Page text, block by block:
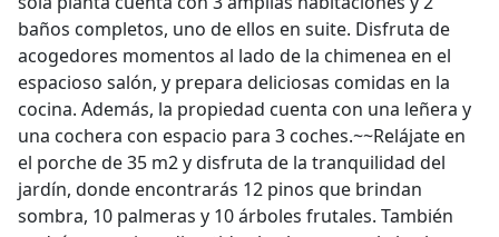
baños completos, uno de ellos en suite. Disfruta de
acogedores momentos al lado de la chimenea en el
espacioso salón, y prepara deliciosas comidas en la
cocina. Además, la propiedad cuenta con una leñera y
una cochera con espacio para 3 coches.~~Relájate en
el porche de 35 m2 y disfruta de la tranquilidad del
jardín, donde encontrarás 12 pinos que brindan
sombra, 10 palmeras y 10 árboles frutales. También